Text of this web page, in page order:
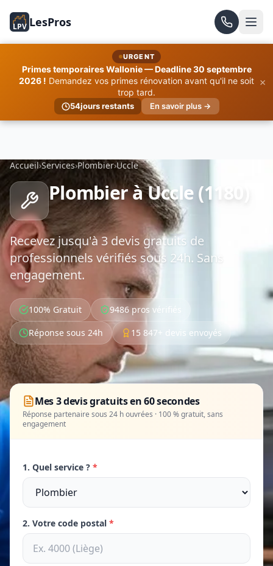
LPV LesPros
URGENT
Primes temporaires Wallonie — Deadline 30 septembre
2026 ! Demandez vos primes rénovation avant qu'il ne soit
trop tard.
54jours restants En savoir plus →
×
Accueil›Services›Plombier›Uccle
Plombier à Uccle (1180)
Recevez jusqu'à 3 devis gratuits de
professionnels vérifiés sous 24h. Sans
engagement.
100% Gratuit
9486 pros vérifiés
Réponse sous 24h
15 847+ devis envoyés
Mes 3 devis gratuits en 60 secondes
Réponse partenaire sous 24 h ouvrées · 100 % gratuit, sans
engagement
1. Quel service ? *
2. Votre code postal *